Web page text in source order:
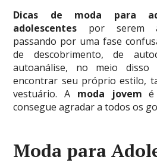
Dicas de moda para
adolescentes por serem
passando por uma fase
de descobrimento, de
autoanálise, no meio disso
encontrar seu próprio estilo,
vestuário. A moda jovem
consegue agradar a todos os
Moda para